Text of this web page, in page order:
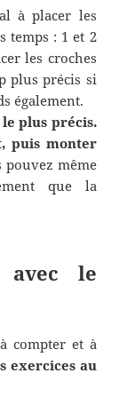
à placer les
temps : 1 et 2
les croches
plus précis si
également.
plus précis.
puis monter
pouvez même
que la
avec le
compter et à
exercices au